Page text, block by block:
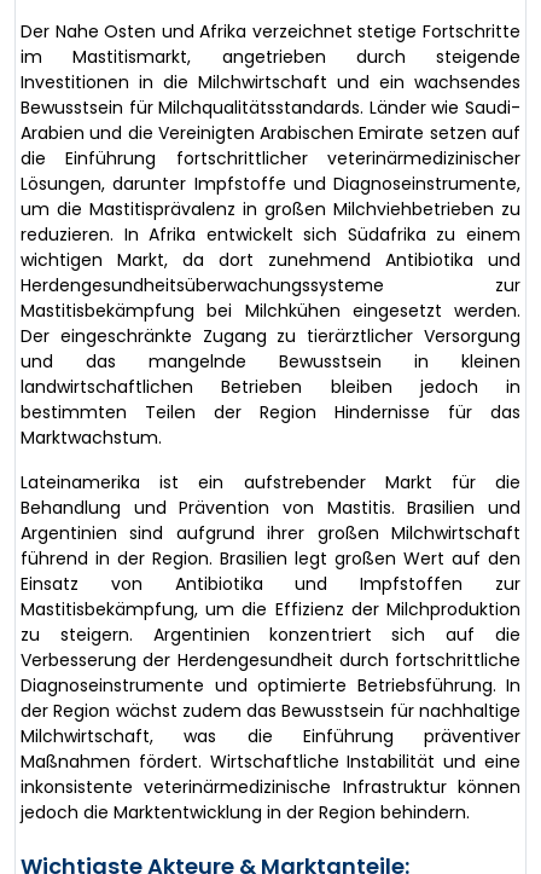
Der Nahe Osten und Afrika verzeichnet stetige Fortschritte
im Mastitismarkt, angetrieben durch steigende
Investitionen in die Milchwirtschaft und ein wachsendes
Bewusstsein für Milchqualitätsstandards. Länder wie Saudi-
Arabien und die Vereinigten Arabischen Emirate setzen auf
die Einführung fortschrittlicher veterinärmedizinischer
Lösungen, darunter Impfstoffe und Diagnoseinstrumente,
um die Mastitisprävalenz in großen Milchviehbetrieben zu
reduzieren. In Afrika entwickelt sich Südafrika zu einem
wichtigen Markt, da dort zunehmend Antibiotika und
Herdengesundheitsüberwachungssysteme zur
Mastitisbekämpfung bei Milchkühen eingesetzt werden.
Der eingeschränkte Zugang zu tierärztlicher Versorgung
und das mangelnde Bewusstsein in kleinen
landwirtschaftlichen Betrieben bleiben jedoch in
bestimmten Teilen der Region Hindernisse für das
Marktwachstum.
Lateinamerika ist ein aufstrebender Markt für die
Behandlung und Prävention von Mastitis. Brasilien und
Argentinien sind aufgrund ihrer großen Milchwirtschaft
führend in der Region. Brasilien legt großen Wert auf den
Einsatz von Antibiotika und Impfstoffen zur
Mastitisbekämpfung, um die Effizienz der Milchproduktion
zu steigern. Argentinien konzentriert sich auf die
Verbesserung der Herdengesundheit durch fortschrittliche
Diagnoseinstrumente und optimierte Betriebsführung. In
der Region wächst zudem das Bewusstsein für nachhaltige
Milchwirtschaft, was die Einführung präventiver
Maßnahmen fördert. Wirtschaftliche Instabilität und eine
inkonsistente veterinärmedizinische Infrastruktur können
jedoch die Marktentwicklung in der Region behindern.
Wichtigste Akteure & Marktanteile: